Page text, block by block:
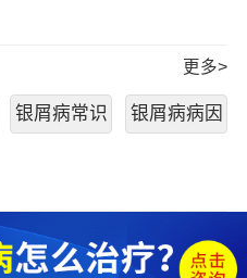
更多>
银屑病常识 银屑病病因